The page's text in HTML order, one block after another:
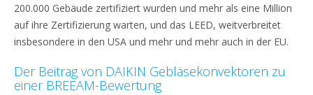
200.000 Gebäude zertifiziert wurden und mehr als eine Million
auf ihre Zertifizierung warten, und das LEED, weitverbreitet
insbesondere in den USA und mehr und mehr auch in der EU.
Der Beitrag von DAIKIN Gebläsekonvektoren zu
einer BREEAM-Bewertung